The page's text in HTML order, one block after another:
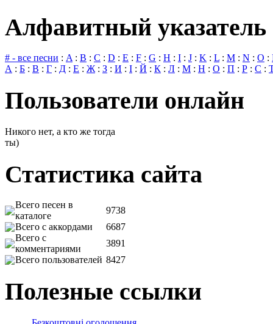
Алфавитный указатель
# - все песни : A: B : C : D : E : F : G : H : I : J : K : L : M : N : O :
А : Б : В : Г : Д : Е : Ж: З : И : І : Й : К : Л : М : Н : О : П : Р : С :
Пользователи онлайн
Никого нет, а кто же тогда
ты)
Статистика сайта
Всего песен в
каталоге
9738
Всего с аккордами
6687
Всего с
комментариями
3891
Всего пользователей 8427
Полезные ссылки